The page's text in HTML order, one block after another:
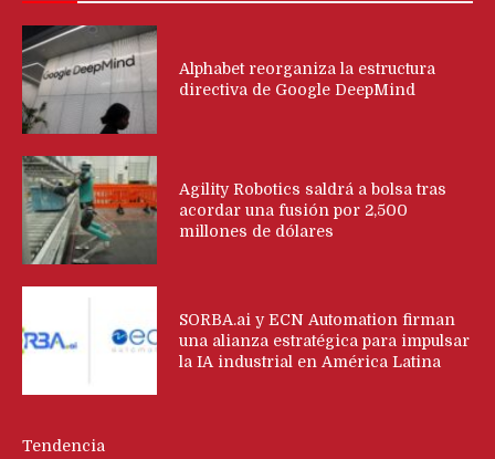
Alphabet reorganiza la estructura
directiva de Google DeepMind
Agility Robotics saldrá a bolsa tras
acordar una fusión por 2,500
millones de dólares
SORBA.ai y ECN Automation firman
una alianza estratégica para impulsar
la IA industrial en América Latina
Tendencia